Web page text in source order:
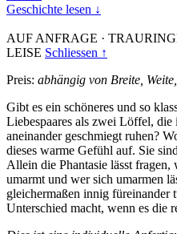
Geschichte lesen ↓
AUF ANFRAGE ·
LEISE Schliessen ↑
Preis: abhängig von Breite,
Gibt es ein schöneres und so
Liebespaares als zwei Löffel, die
aneinander geschmiegt ruhen?
dieses warme Gefühl auf. Sie
Allein die Phantasie lässt
umarmt und wer sich umarmen
gleichermaßen innig füreinander
Unterschied macht, wenn es die